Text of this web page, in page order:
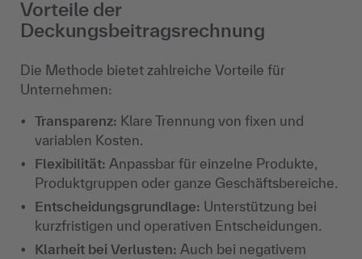
Vorteile der
Deckungsbeitragsrechnung
Die Methode bietet zahlreiche Vorteile für
Unternehmen:
Transparenz: Klare Trennung von fixen und
variablen Kosten.
Flexibilität: Anpassbar für einzelne Produkte,
Produktgruppen oder ganze Geschäftsbereiche.
Entscheidungsgrundlage: Unterstützung bei
kurzfristigen und operativen Entscheidungen.
Klarheit bei Verlusten: Auch bei negativem